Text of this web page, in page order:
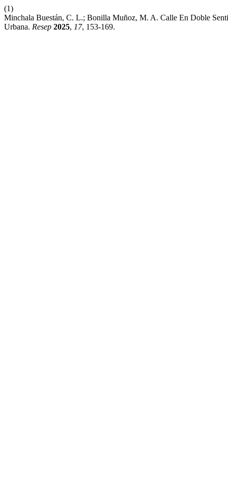
(1)
Minchala Buestán, C. L.; Bonilla Muñoz, M. A. Calle En Doble
Urbana. Resep 2025, 17, 153-169.